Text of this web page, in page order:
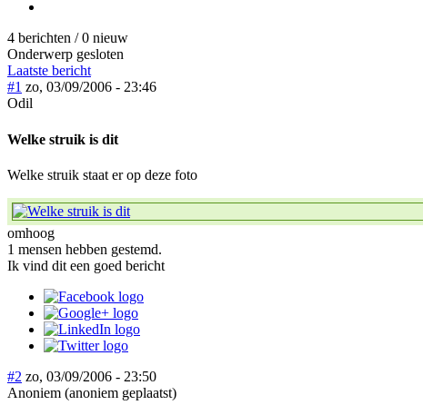
4 berichten / 0 nieuw
Onderwerp gesloten
Laatste bericht
#1 zo, 03/09/2006 - 23:46
Odil
Welke struik is dit
Welke struik staat er op deze foto
omhoog
1 mensen hebben gestemd.
Ik vind dit een goed bericht
#2 zo, 03/09/2006 - 23:50
Anoniem (anoniem geplaatst)